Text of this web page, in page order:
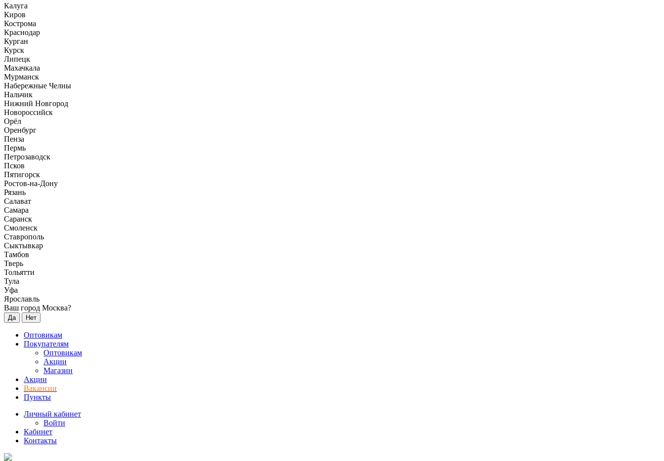
Калуга
Киров
Кострома
Краснодар
Курган
Курск
Липецк
Махачкала
Мурманск
Набережные Челны
Нальчик
Нижний Новгород
Новороссийск
Орёл
Оренбург
Пенза
Пермь
Петрозаводск
Псков
Пятигорск
Ростов-на-Дону
Рязань
Салават
Самара
Саранск
Смоленск
Ставрополь
Сыктывкар
Тамбов
Тверь
Тольятти
Тула
Уфа
Ярославль
Ваш город Москва?
Да Нет
Оптовикам
Покупателям
Оптовикам
Акции
Магазин
Акции
Вакансии
Пункты
Личный кабинет
Войти
Кабинет
Контакты